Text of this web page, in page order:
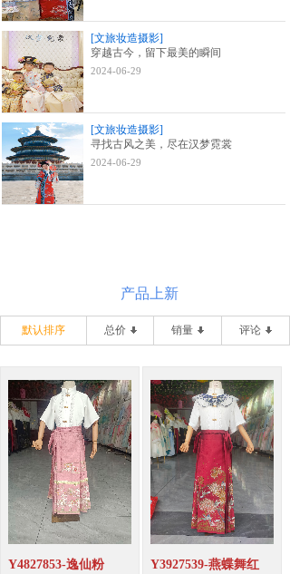
[文旅妆造摄影]
穿越古今，留下最美的瞬间
2024-06-29
[文旅妆造摄影]
寻找古风之美，尽在汉梦霓裳
2024-06-29
产品上新
默认排序 总价 销量 评论
Y4827853-逸仙粉 Y3927539-燕蝶舞红